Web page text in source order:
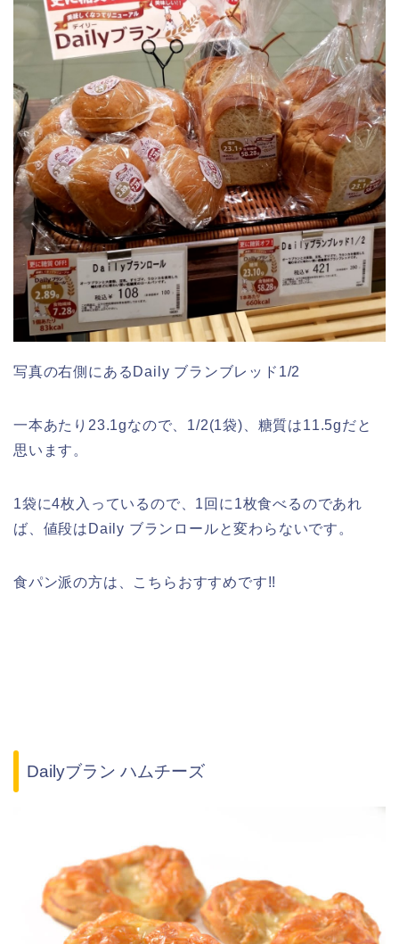
写真の右側にあるDaily ブランブレッド1/2
一本あたり23.1gなので、1/2(1袋)、糖質は11.5gだと
思います。
1袋に4枚入っているので、1回に1枚食べるのであれ
ば、値段はDaily ブランロールと変わらないです。
食パン派の方は、こちらおすすめです!!
Dailyブラン ハムチーズ